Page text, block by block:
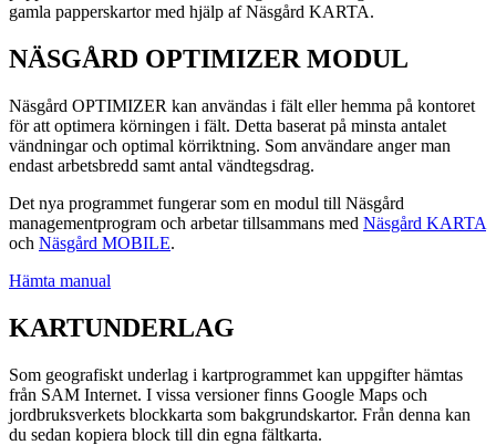
gamla papperskartor med hjälp af Näsgård KARTA.
NÄSGÅRD OPTIMIZER MODUL
Näsgård OPTIMIZER kan användas i fält eller hemma på kontoret
för att optimera körningen i fält. Detta baserat på minsta antalet
vändningar och optimal körriktning. Som användare anger man
endast arbetsbredd samt antal vändtegsdrag.
Det nya programmet fungerar som en modul till Näsgård
managementprogram och arbetar tillsammans med Näsgård KARTA
och Näsgård MOBILE.
Hämta manual
KARTUNDERLAG
Som geografiskt underlag i kartprogrammet kan uppgifter hämtas
från SAM Internet. I vissa versioner finns Google Maps och
jordbruksverkets blockkarta som bakgrundskartor. Från denna kan
du sedan kopiera block till din egna fältkarta.